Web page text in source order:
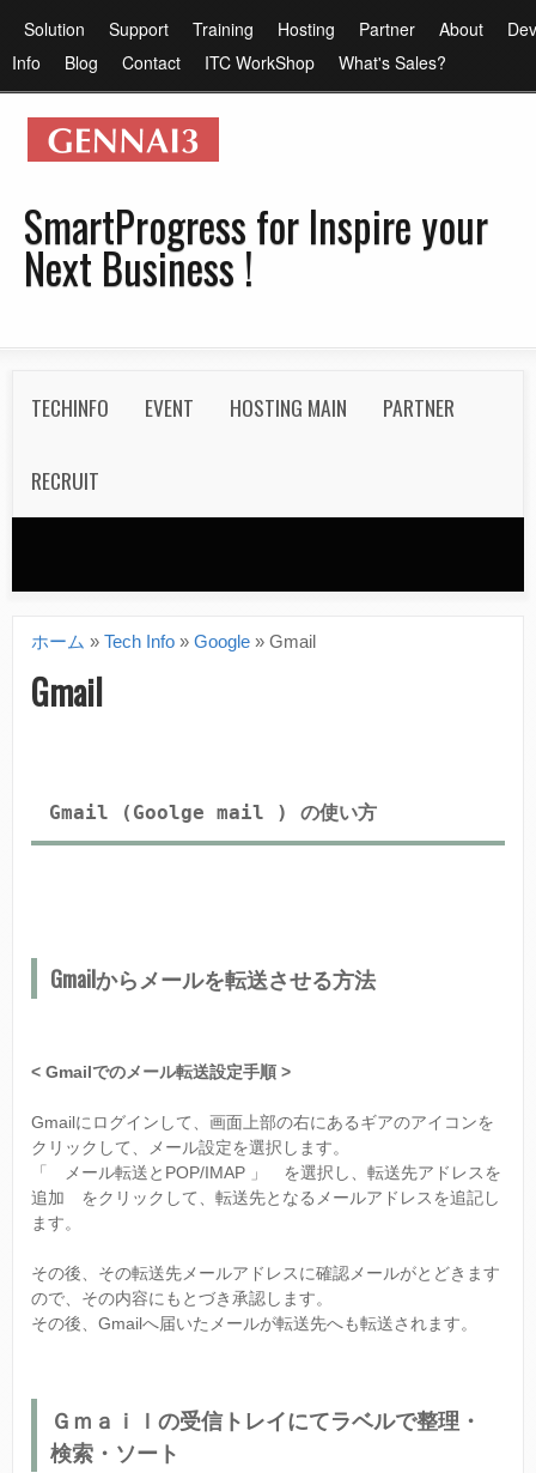
コ
ン
ン
ツ
に
動
メ
イ
ン
ニ
ー
Solution Support Training Hosting Partner About
Info
Blog Contact ITC WorkShop What's Sales?
SmartProgress for Inspire your
Next Business !
o
TECHINFO EVENT HOSTING MAIN PARTNER
RECRUIT
現
在
ホーム » Tech Info » Google » Gmail
Gmail
Gmail (Goolge mail ) の使い方
Gmailからメールを転送させる方法
< Gmailでのメール転送設定手順 >
Gmailにログインして、画面上部の右にあるギアのアイコンを
クリックして、メール設定を選択します。
「 メール転送とPOP/IMAP 」 を選択し、転送先アドレスを
追加 をクリックして、転送先となるメールアドレスを追記し
ます。
その後、その転送先メールアドレスに確認メールがとどきます
ので、その内容にもとづき承認します。
その後、Gmailへ届いたメールが転送先へも転送されます。
Ｇｍａｉｌの受信トレイにてラベルで整理・
検索・ソート